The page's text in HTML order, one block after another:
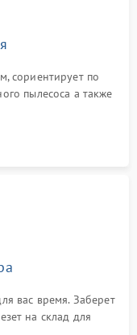
сориентирует по
пылесоса а также
вас время. Заберет
на склад для